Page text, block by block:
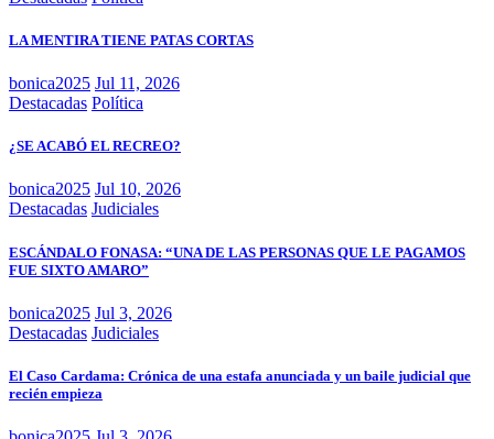
LA MENTIRA TIENE PATAS CORTAS
bonica2025 Jul 11, 2026
Destacadas Política
¿SE ACABÓ EL RECREO?
bonica2025 Jul 10, 2026
Destacadas Judiciales
ESCÁNDALO FONASA: “UNA DE LAS PERSONAS QUE LE PAGAMOS
FUE SIXTO AMARO”
bonica2025 Jul 3, 2026
Destacadas Judiciales
El Caso Cardama: Crónica de una estafa anunciada y un baile judicial que
recién empieza